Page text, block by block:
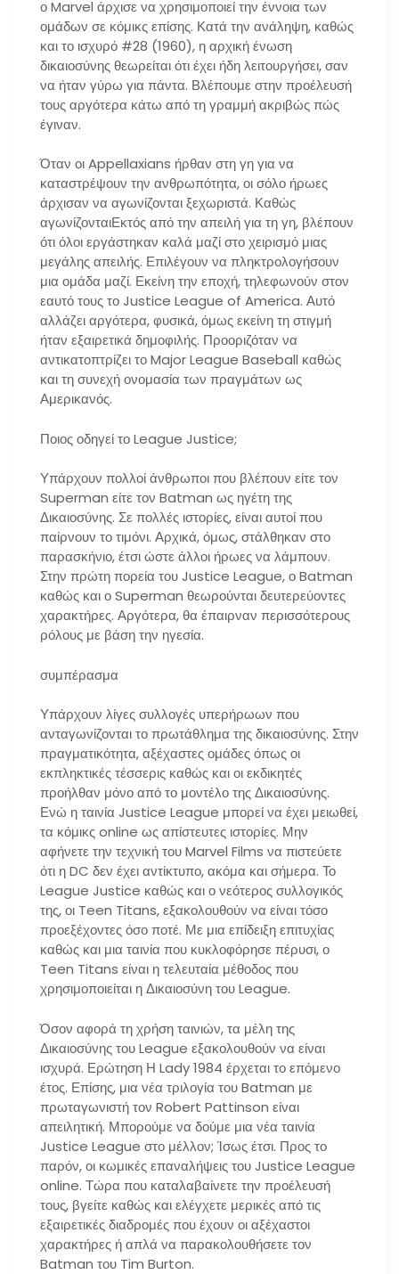
ο Marvel άρχισε να χρησιμοποιεί την έννοια των
ομάδων σε κόμικς επίσης. Κατά την ανάληψη, καθώς
και το ισχυρό #28 (1960), η αρχική ένωση
δικαιοσύνης θεωρείται ότι έχει ήδη λειτουργήσει, σαν
να ήταν γύρω για πάντα. Βλέπουμε στην προέλευσή
τους αργότερα κάτω από τη γραμμή ακριβώς πώς
έγιναν.
Όταν οι Appellaxians ήρθαν στη γη για να
καταστρέψουν την ανθρωπότητα, οι σόλο ήρωες
άρχισαν να αγωνίζονται ξεχωριστά. Καθώς
αγωνίζονταιΕκτός από την απειλή για τη γη, βλέπουν
ότι όλοι εργάστηκαν καλά μαζί στο χειρισμό μιας
μεγάλης απειλής. Επιλέγουν να πληκτρολογήσουν
μια ομάδα μαζί. Εκείνη την εποχή, τηλεφωνούν στον
εαυτό τους το Justice League of America. Αυτό
αλλάζει αργότερα, φυσικά, όμως εκείνη τη στιγμή
ήταν εξαιρετικά δημοφιλής. Προοριζόταν να
αντικατοπτρίζει το Major League Baseball καθώς
και τη συνεχή ονομασία των πραγμάτων ως
Αμερικανός.
Ποιος οδηγεί το League Justice;
Υπάρχουν πολλοί άνθρωποι που βλέπουν είτε τον
Superman είτε τον Batman ως ηγέτη της
Δικαιοσύνης. Σε πολλές ιστορίες, είναι αυτοί που
παίρνουν το τιμόνι. Αρχικά, όμως, στάλθηκαν στο
παρασκήνιο, έτσι ώστε άλλοι ήρωες να λάμπουν.
Στην πρώτη πορεία του Justice League, ο Batman
καθώς και ο Superman θεωρούνται δευτερεύοντες
χαρακτήρες. Αργότερα, θα έπαιρναν περισσότερους
ρόλους με βάση την ηγεσία.
συμπέρασμα
Υπάρχουν λίγες συλλογές υπερήρωων που
ανταγωνίζονται το πρωτάθλημα της δικαιοσύνης. Στην
πραγματικότητα, αξέχαστες ομάδες όπως οι
εκπληκτικές τέσσερις καθώς και οι εκδικητές
προήλθαν μόνο από το μοντέλο της Δικαιοσύνης.
Ενώ η ταινία Justice League μπορεί να έχει μειωθεί,
τα κόμικς online ως απίστευτες ιστορίες. Μην
αφήνετε την τεχνική του Marvel Films να πιστεύετε
ότι η DC δεν έχει αντίκτυπο, ακόμα και σήμερα. Το
League Justice καθώς και ο νεότερος συλλογικός
της, οι Teen Titans, εξακολουθούν να είναι τόσο
προεξέχοντες όσο ποτέ. Με μια επίδειξη επιτυχίας
καθώς και μια ταινία που κυκλοφόρησε πέρυσι, ο
Teen Titans είναι η τελευταία μέθοδος που
χρησιμοποιείται η Δικαιοσύνη του League.
Όσον αφορά τη χρήση ταινιών, τα μέλη της
Δικαιοσύνης του League εξακολουθούν να είναι
ισχυρά. Ερώτηση Η Lady 1984 έρχεται το επόμενο
έτος. Επίσης, μια νέα τριλογία του Batman με
πρωταγωνιστή τον Robert Pattinson είναι
απειλητική. Μπορούμε να δούμε μια νέα ταινία
Justice League στο μέλλον; Ίσως έτσι. Προς το
παρόν, οι κωμικές επαναλήψεις του Justice League
online. Τώρα που καταλαβαίνετε την προέλευσή
τους, βγείτε καθώς και ελέγχετε μερικές από τις
εξαιρετικές διαδρομές που έχουν οι αξέχαστοι
χαρακτήρες ή απλά να παρακολουθήσετε τον
Batman του Tim Burton.